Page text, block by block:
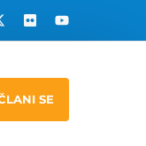
SE